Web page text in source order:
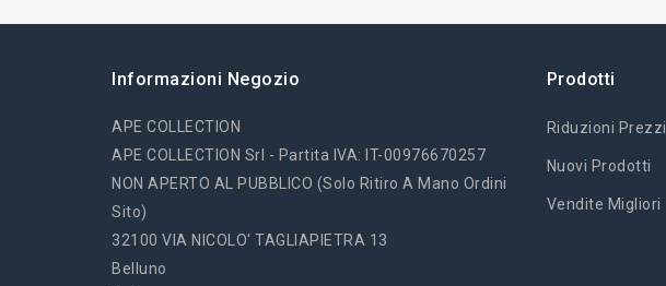
Informazioni Negozio
APE COLLECTION
APE COLLECTION Srl - Partita IVA: IT-00976670257
NON APERTO AL PUBBLICO (solo Ritiro A Mano Ordini
Sito)
32100 VIA NICOLO' TAGLIAPIETRA 13
Belluno
Prodotti
Riduzioni Prezzi
Nuovi Prodotti
Vendite Migliori